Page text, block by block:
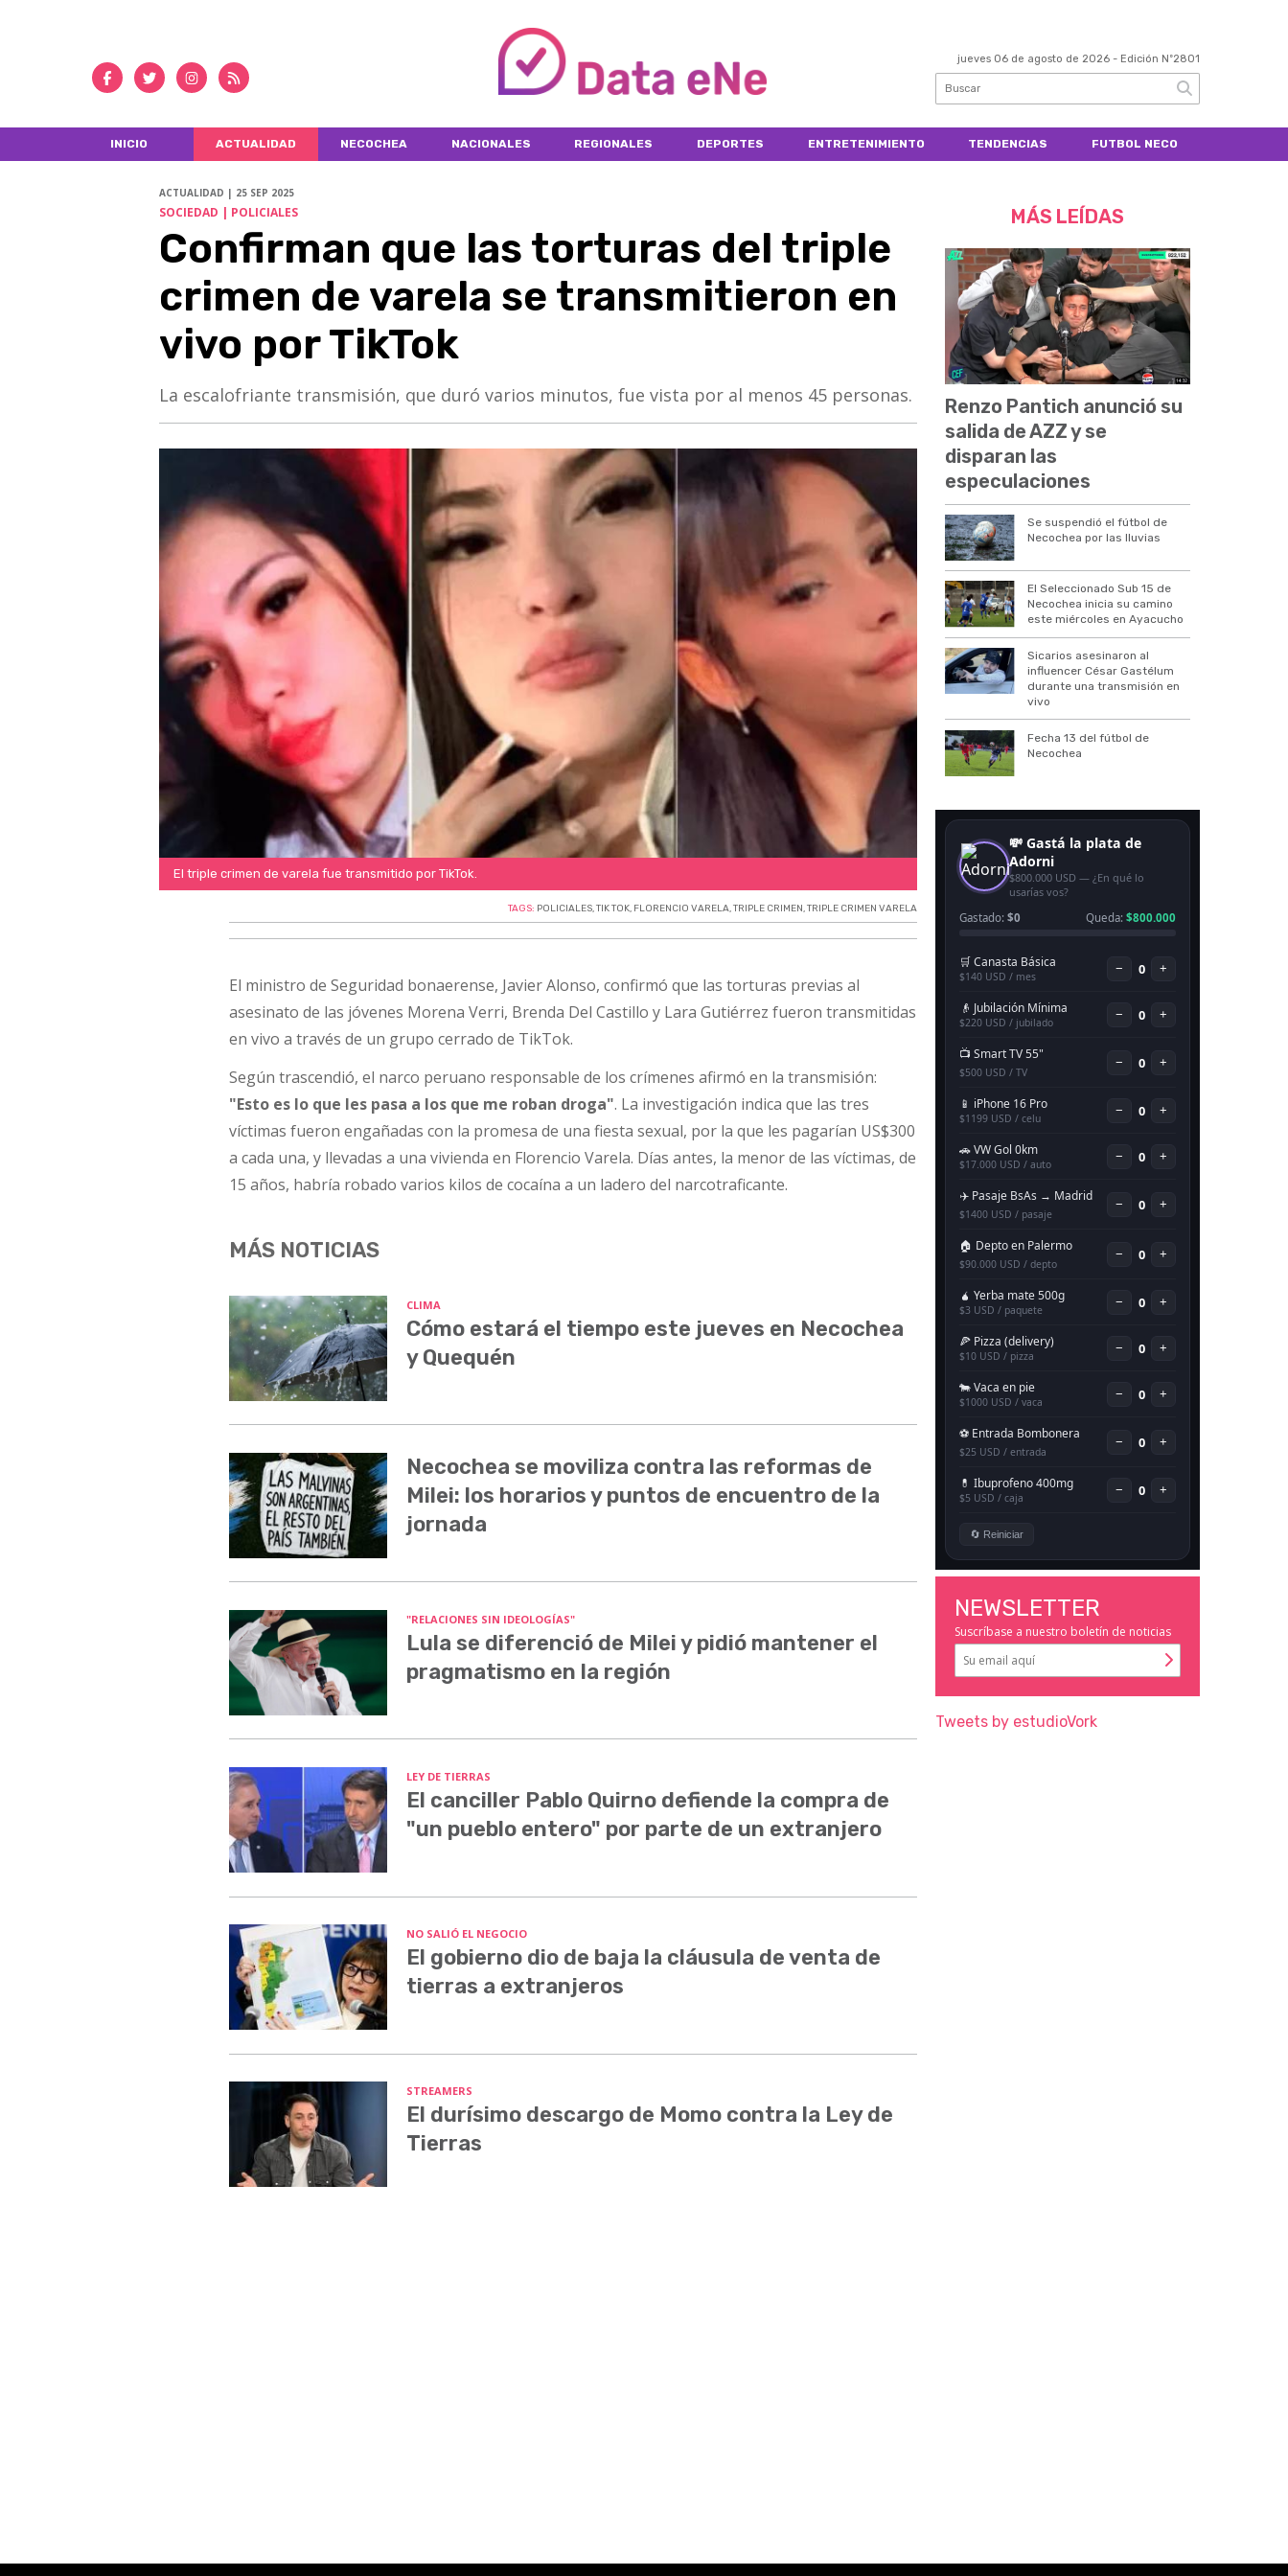
jueves 06 de agosto de 2026 - Edición Nº2801
INICIO ACTUALIDAD NECOCHEA NACIONALES REGIONALES DEPORTES ENTRETENIMIENTO TENDENCIAS FUTBOL NECO
ACTUALIDAD | 25 SEP 2025
SOCIEDAD | POLICIALES
Confirman que las torturas del triple
crimen de varela se transmitieron en
vivo por TikTok
La escalofriante transmisión, que duró varios minutos, fue vista por al menos 45 personas.
El triple crimen de varela fue transmitido por TikTok. El triple crimen de varela fue transmitido por TikTok.
TAGS: POLICIALES,TIK TOK, FLORENCIO VARELA,TRIPLE CRIMEN,TRIPLE CRIMEN VARELA
El ministro de Seguridad bonaerense, Javier Alonso, confirmó que las torturas previas al
asesinato de las jóvenes Morena Verri, Brenda Del Castillo y Lara Gutiérrez fueron transmitidas
en vivo a través de un grupo cerrado de TikTok.
Según trascendió, el narco peruano responsable de los crímenes afirmó en la transmisión:
"Esto es lo que les pasa a los que me roban droga". La investigación indica que las tres
víctimas fueron engañadas con la promesa de una fiesta sexual, por la que les pagarían US$300
a cada una, y llevadas a una vivienda en Florencio Varela. Días antes, la menor de las víctimas, de
15 años, habría robado varios kilos de cocaína a un ladero del narcotraficante.
MÁS NOTICIAS
CLIMA
Cómo estará el tiempo este jueves en Necochea
y Quequén
Necochea se moviliza contra las reformas de
Milei: los horarios y puntos de encuentro de la
jornada
"RELACIONES SIN IDEOLOGÍAS"
Lula se diferenció de Milei y pidió mantener el
pragmatismo en la región
LEY DE TIERRAS
El canciller Pablo Quirno defiende la compra de
"un pueblo entero" por parte de un extranjero
NO SALIÓ EL NEGOCIO
El gobierno dio de baja la cláusula de venta de
tierras a extranjeros
STREAMERS
El durísimo descargo de Momo contra la Ley de
Tierras
MÁS LEÍDAS
Renzo Pantich anunció su
salida de AZZ y se
disparan las
especulaciones
Se suspendió el fútbol de
Necochea por las lluvias
El Seleccionado Sub 15 de
Necochea inicia su camino
este miércoles en Ayacucho
Sicarios asesinaron al
influencer César Gastélum
durante una transmisión en
vivo
Fecha 13 del fútbol de
Necochea
NEWSLETTER
Suscríbase a nuestro boletín de noticias
Tweets by estudioVork